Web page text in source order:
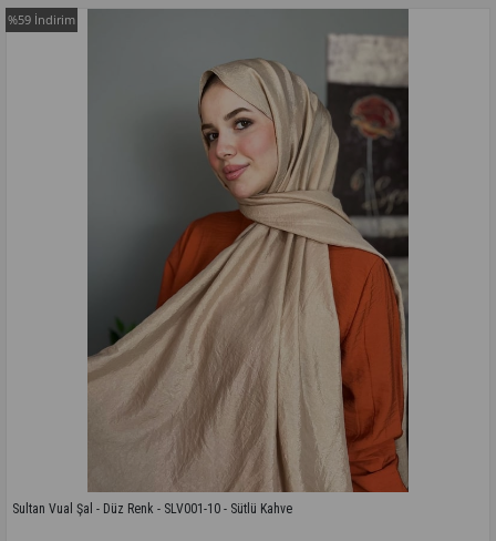
Sultan Vual Şal - Düz Renk - SLV001-10 - Sütlü Kahve
%59 İndirim